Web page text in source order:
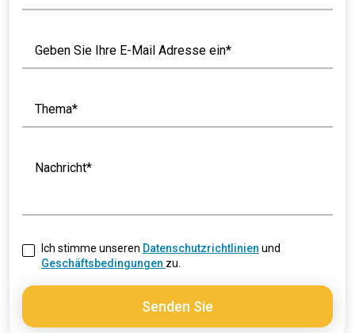
Geben Sie Ihre E-Mail Adresse ein*
Thema*
Nachricht*
Ich stimme unseren Datenschutzrichtlinien und
Geschäftsbedingungen zu.